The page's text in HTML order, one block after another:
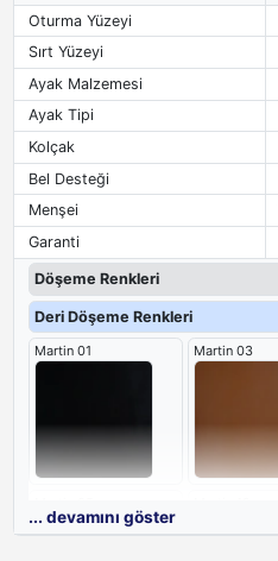
Oturma Yüzeyi
Sırt Yüzeyi
Ayak Malzemesi
Ayak Tipi
Kolçak
Bel Desteği
Menşei
Garanti
Döşeme Renkleri
Deri Döşeme Renkleri
Martin 01 Martin 03
... devamını göster